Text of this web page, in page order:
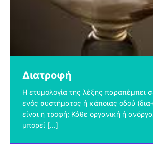
Διατροφή
Η ετυμολογία της λέξης παραπέμπει
ενός συστήματος ή κάποιας οδού
είναι η τροφή; Κάθε οργανική ή
μπορεί [...]
σκοτωμένη λεία τους στον άνθρωπο.